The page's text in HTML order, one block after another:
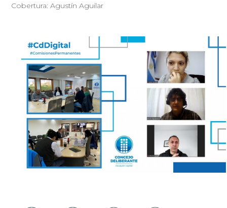
Cobertura: Agustín Aguilar